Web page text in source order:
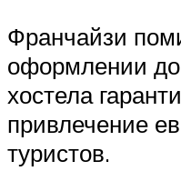
Франчайзи
оформлении
хостела
привлечение
туристов.